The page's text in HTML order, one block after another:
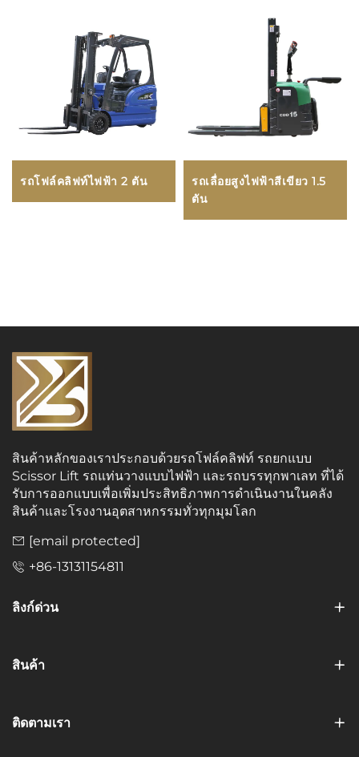
รถโฟล์คลิฟท์ไฟฟ้า 2 ตัน
รถเลื่อยสูงไฟฟ้าสีเขียว 1.5
ตัน
สินค้าหลักของเราประกอบด้วยรถโฟล์คลิฟท์ รถยกแบบ
Scissor Lift รถแท่นวางแบบไฟฟ้า และรถบรรทุกพาเลท ที่ได้
รับการออกแบบเพื่อเพิ่มประสิทธิภาพการดำเนินงานในคลัง
สินค้าและโรงงานอุตสาหกรรมทั่วทุกมุมโลก
[email protected]
+86-13131154811
ลิงก์ด่วน
สินค้า
ติดตามเรา